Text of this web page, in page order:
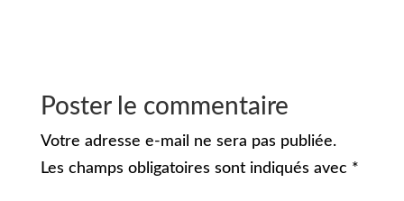
Poster le commentaire
Votre adresse e-mail ne sera pas publiée.
Les champs obligatoires sont indiqués avec *